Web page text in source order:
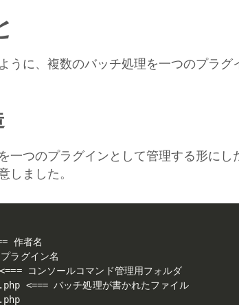
うに、複数のバッチ処理を一つのプラグ
一つのプラグインとして管理する形にし
しました。
作者名
グイン名
ンソールコマンド管理用フォルダ
バッチ処理が書かれたファイル